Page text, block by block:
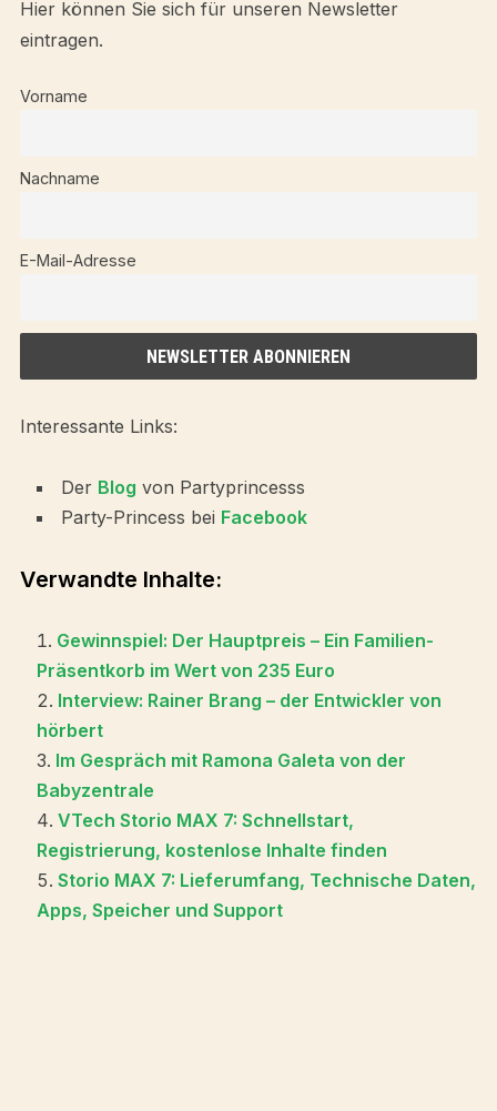
Hier können Sie sich für unseren Newsletter
eintragen.
Vorname
Nachname
E-Mail-Adresse
Interessante Links:
Der Blog von Partyprincesss
Party-Princess bei Facebook
Verwandte Inhalte:
Gewinnspiel: Der Hauptpreis – Ein Familien-
Präsentkorb im Wert von 235 Euro
Interview: Rainer Brang – der Entwickler von
hörbert
Im Gespräch mit Ramona Galeta von der
Babyzentrale
VTech Storio MAX 7: Schnellstart,
Registrierung, kostenlose Inhalte finden
Storio MAX 7: Lieferumfang, Technische Daten,
Apps, Speicher und Support